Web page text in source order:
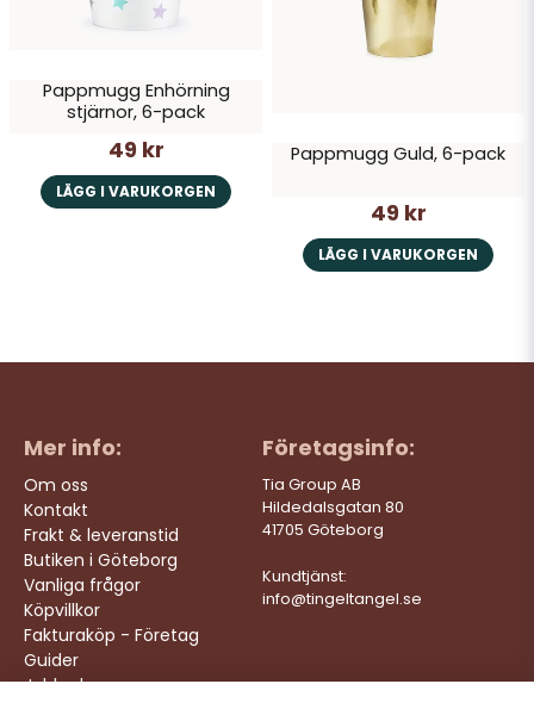
Pappmugg Enhörning
stjärnor, 6-pack
49 kr
LÄGG I VARUKORGEN
Pappmugg Guld, 6-pack
49 kr
LÄGG I VARUKORGEN
Mer info:
Om oss
Kontakt
Frakt & leveranstid
Butiken i Göteborg
Vanliga frågor
Köpvillkor
Fakturaköp - Företag
Guider
Jobba hos oss
Företagsinfo:
Tia Group AB
Hildedalsgatan 80
41705 Göteborg
Kundtjänst:
info@tingeltangel.se